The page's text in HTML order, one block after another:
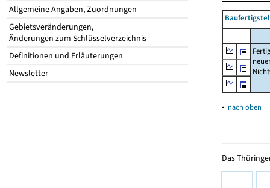
Allgemeine Angaben, Zuordnungen
Gebietsveränderungen,
Änderungen zum Schlüsselverzeichnis
Definitionen und Erläuterungen
Newsletter
▴ nach oben
Das